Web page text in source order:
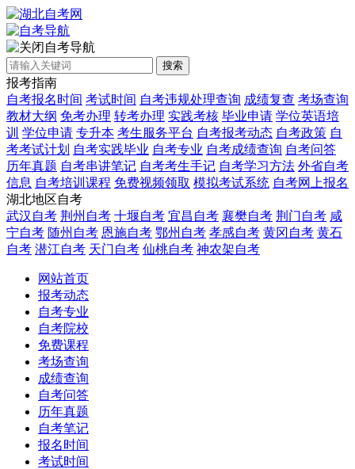
自考导航
搜索
报考指南
自考报名时间 考试时间 自考违规处理查询 成绩复查 考场查询
教材大纲 免考办理 转考办理 实践考核 毕业申请 学位英语培
训 学位申请 专升本 考生服务平台 自考报考动态 自考政策 自
考考试计划 自考实践毕业 自考专业 自考成绩查询 自考问答
历年真题 自考串讲笔记 自考考生手记 自考学习方法 外省自考
信息 自考培训课程 免费视频领取 模拟考试系统 自考网上报名
湖北地区自考
武汉自考 荆州自考 十堰自考 宜昌自考 襄樊自考 荆门自考 咸
宁自考 随州自考 恩施自考 鄂州自考 孝感自考 黄冈自考 黄石
自考 潜江自考 天门自考 仙桃自考 神农架自考
网站首页
报考动态
自考专业
自考院校
免费课程
考场查询
成绩查询
自考问答
历年真题
自考笔记
报名时间
考试时间